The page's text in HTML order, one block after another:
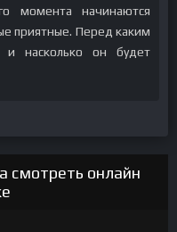
момента начинаются
приятные. Перед каким
и насколько он будет
смотреть онлайн